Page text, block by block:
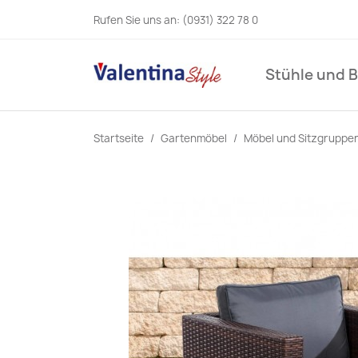
Rufen Sie uns an: (0931) 322 78 0
Stühle und
Startseite Gartenmöbel Möbel und